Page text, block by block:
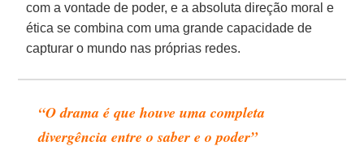
com a vontade de poder, e a absoluta direção moral e
ética se combina com uma grande capacidade de
capturar o mundo nas próprias redes.
“O drama é que houve uma completa
divergência entre o saber e o poder”